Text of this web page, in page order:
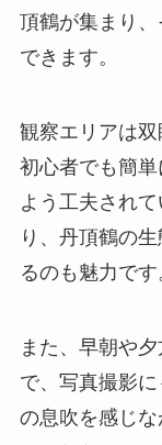
頂鶴が集まり
できます。
観察エリアは双
初心者でも簡
よう工夫され
り、丹頂鶴の
るのも魅力です
また、早朝や
で、写真撮影
の息吹を感じな